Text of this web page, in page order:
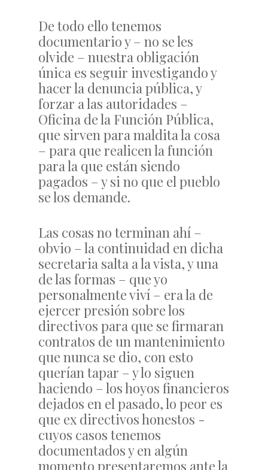
De todo ello tenemos
documentario y – no se les
olvide – nuestra obligación
única es seguir investigando y
hacer la denuncia pública, y
forzar a las autoridades –
Oficina de la Función Pública,
que sirven para maldita la cosa
– para que realicen la función
para la que están siendo
pagados – y si no que el pueblo
se los demande.
Las cosas no terminan ahí –
obvio – la continuidad en dicha
secretaria salta a la vista, y una
de las formas – que yo
personalmente viví – era la de
ejercer presión sobre los
directivos para que se firmaran
contratos de un mantenimiento
que nunca se dio, con esto
querían tapar – y lo siguen
haciendo – los hoyos financieros
dejados en el pasado, lo peor es
que ex directivos honestos -
cuyos casos tenemos
documentados y en algún
momento presentaremos ante la